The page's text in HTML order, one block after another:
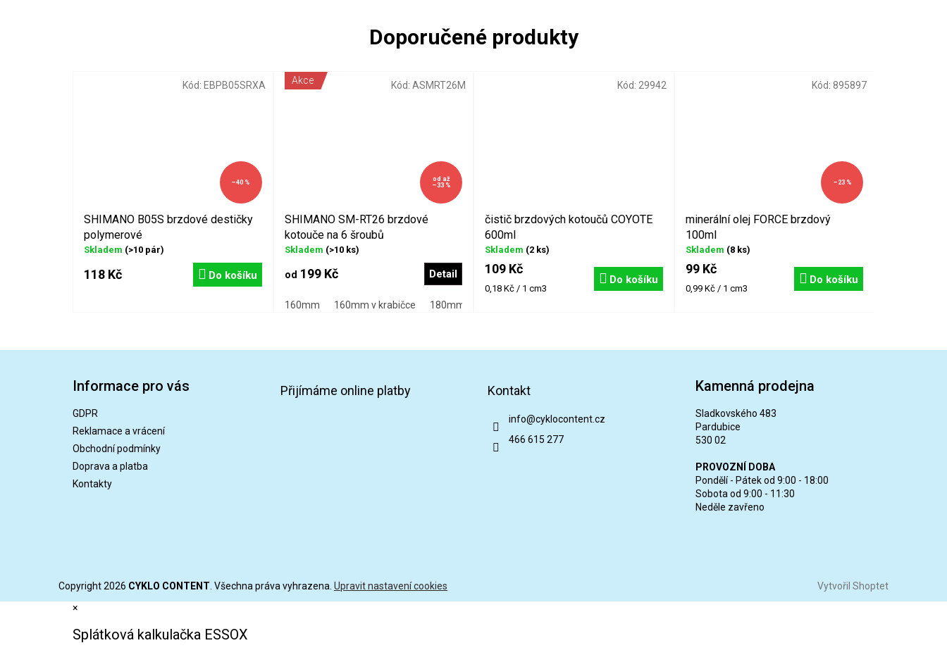
–40 %
SHIMANO B05S brzdové destičky
polymerové
Skladem (>10 pár)
118 Kč Do košíku
Kód: EBPB05SRXA Akce
od až
–33 %
SHIMANO SM-RT26 brzdové
kotouče na 6 šroubů
Skladem (>10 ks)
od 199 Kč Detail
160mm 160mm v krabičce 180mm
Kód: ASMRT26M
čistič brzdových kotoučů COYOTE
600ml
Skladem (2 ks)
109 Kč
Měrná
0,18 Kč / 1 cm3
Do košíku
Kód: 29942
–23 %
minerální olej FORCE brzdový
100ml
Skladem (8 ks)
99 Kč
Měrná
0,99 Kč / 1 cm3
Do košíku
Kód: 895897
Informace pro vás
GDPR
Reklamace a vrácení
Obchodní podmínky
Doprava a platba
Kontakty
Přijímáme online platby Kontakt
info@cyklocontent.cz
466 615 277
Kamenná prodejna
Sladkovského 483
Pardubice
530 02
PROVOZNÍ DOBA
Pondělí - Pátek od 9:00 - 18:00
Sobota od 9:00 - 11:30
Neděle zavřeno
Vytvořil Shoptet
Copyright 2026 CYKLO CONTENT. Všechna práva vyhrazena. Upravit nastavení cookies
×
Splátková kalkulačka ESSOX